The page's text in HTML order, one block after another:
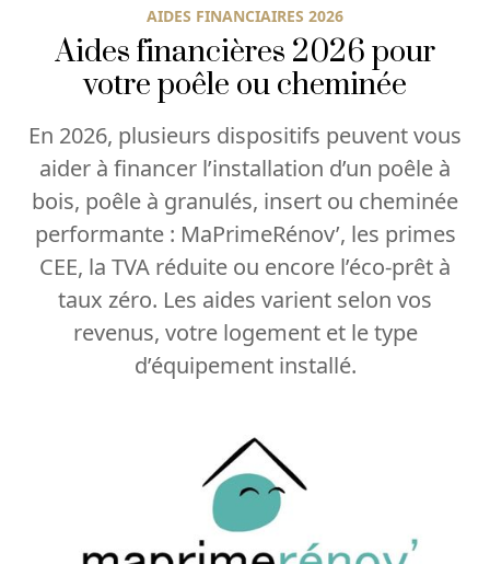
AIDES FINANCIAIRES 2026
Aides financières 2026 pour
votre poêle ou cheminée
En 2026, plusieurs dispositifs peuvent vous
aider à financer l’installation d’un poêle à
bois, poêle à granulés, insert ou cheminée
performante : MaPrimeRénov’, les primes
CEE, la TVA réduite ou encore l’éco-prêt à
taux zéro. Les aides varient selon vos
revenus, votre logement et le type
d’équipement installé.